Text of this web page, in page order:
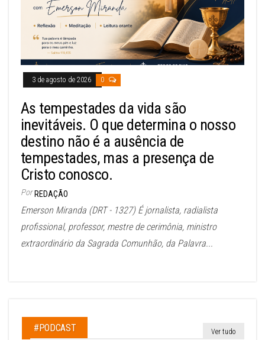
3 de agosto de 2026 0
As tempestades da vida são
inevitáveis. O que determina o nosso
destino não é a ausência de
tempestades, mas a presença de
Cristo conosco.
Por REDAÇÃO
Emerson Miranda (DRT - 1327) É jornalista, radialista
profissional, professor, mestre de cerimônia, ministro
extraordinário da Sagrada Comunhão, da Palavra...
#PODCAST Ver tudo